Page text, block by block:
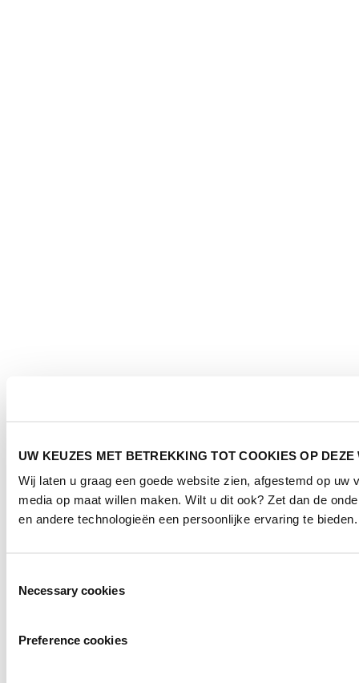
UW KEUZES MET BETREKKING TOT COOKIES OP DEZE
Wij laten u graag een goede website zien, afgestemd op
media op maat willen maken. Wilt u dit ook? Zet dan de
en andere technologieën een persoonlijke ervaring te bieden.
Necessary cookies
Preference cookies